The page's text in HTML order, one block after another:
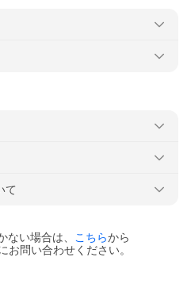
て
ない場合は、 こちらから
お問い合わせください。